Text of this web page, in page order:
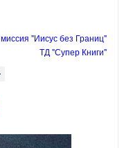
миссия "Иисус без Границ"
ТД "Супер Книги"